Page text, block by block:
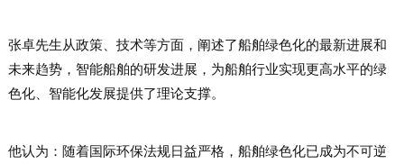
张卓先生从政策、技术等方面，阐述了船舶绿色化的最新进展和
未来趋势，智能船舶的研发进展，为船舶行业实现更高水平的绿
色化、智能化发展提供了理论支撑。
他认为：随着国际环保法规日益严格，船舶绿色化已成为不可逆